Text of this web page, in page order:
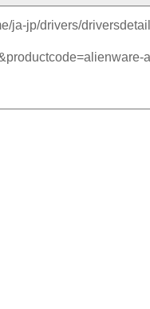
ja-jp/drivers/driversdetail
a